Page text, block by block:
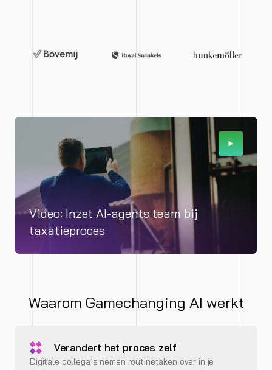
Video: Inzet AI-agents team bij
taxatieproces
Waarom Gamechanging AI werkt
Verandert het proces zelf
Digitale collega’s nemen routinetaken over in je